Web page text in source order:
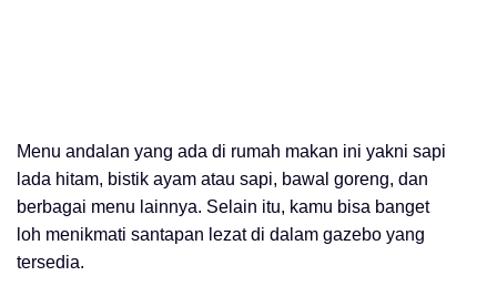
Menu andalan yang ada di rumah makan ini yakni sapi
lada hitam, bistik ayam atau sapi, bawal goreng, dan
berbagai menu lainnya. Selain itu, kamu bisa banget
loh menikmati santapan lezat di dalam gazebo yang
tersedia.